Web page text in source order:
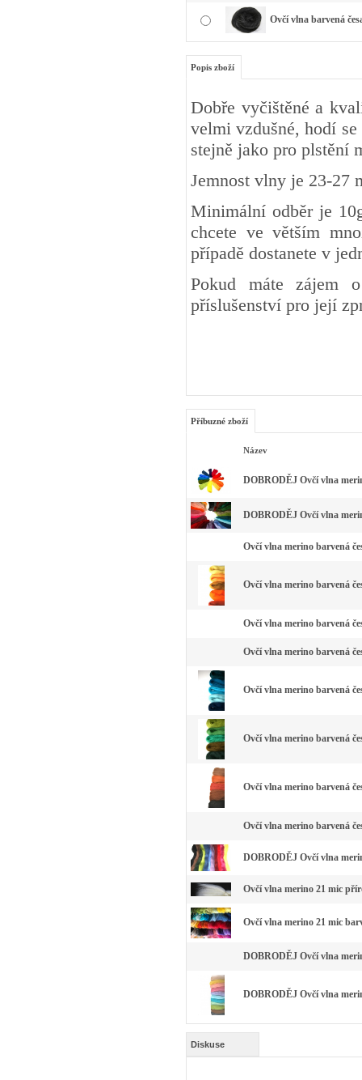
Ovčí vlna barvená
Popis zboží
Dobře vyčištěné a
velmi vzdušné, hodí
stejně jako pro plstění
Jemnost vlny je 23-27
Minimální odběr je
chcete ve větším
případě dostanete v
Pokud máte zájem
příslušenství pro její
Příbuzné zboží
Název
DOBRODĚJ Ovčí vlna
DOBRODĚJ Ovčí vlna
Ovčí vlna merino barvená
Ovčí vlna merino barvená
Ovčí vlna merino barvená
Ovčí vlna merino barvená
Ovčí vlna merino barvená
Ovčí vlna merino barvená
Ovčí vlna merino barvená
Ovčí vlna merino barvená
DOBRODĚJ Ovčí vlna
Ovčí vlna merino 21 mic
Ovčí vlna merino 21 mic
DOBRODĚJ Ovčí vlna
DOBRODĚJ Ovčí vlna
Diskuse